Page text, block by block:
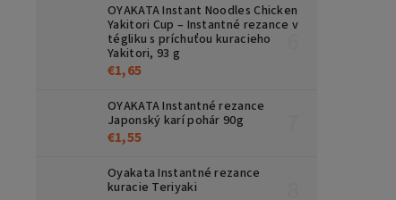
OYAKATA Instant Noodles Chicken
Yakitori Cup – Instantné rezance v
tégliku s príchuťou kuracieho
Yakitori, 93 g
€1,65
OYAKATA Instantné rezance
Japonský karí pohár 90g
€1,55
Oyakata Instantné rezance
kuracie Teriyaki